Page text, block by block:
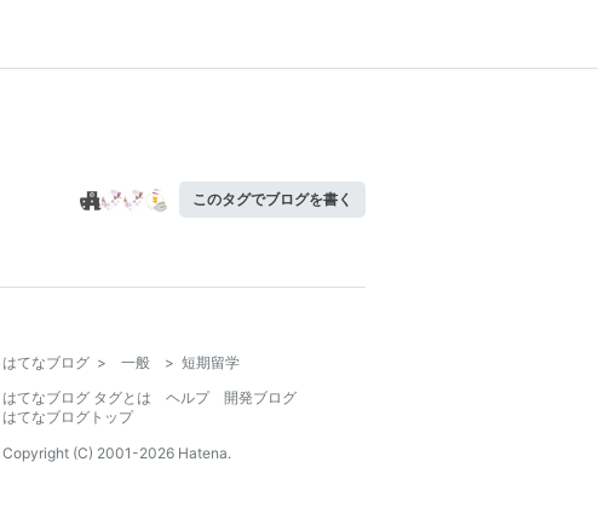
このタグでブログを書く
はてなブログ > 一般 > 短期留学
はてなブログ タグとは
ヘルプ
開発ブログ
はてなブログトップ
Copyright (C) 2001-2026 Hatena.